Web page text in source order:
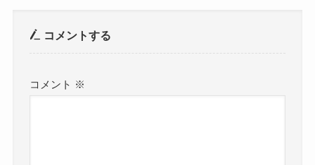
コメントする
コメント ※